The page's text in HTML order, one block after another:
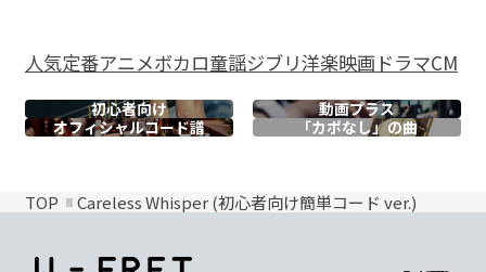
人気定番アニメボカロ童謡ジブリ洋楽映画ドラマCM
初心者向け
動画プラス
オフィシャルコード譜 「カポなし」の曲
TOP Careless Whisper (初心者向け簡単コード ver.)